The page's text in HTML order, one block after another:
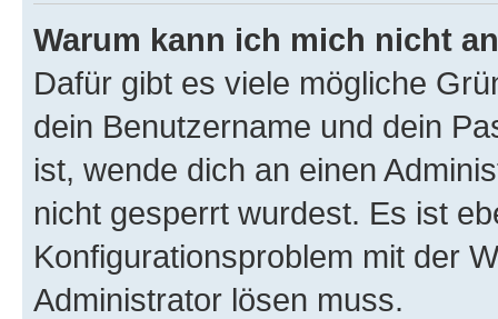
Warum kann ich mich nicht
Dafür gibt es viele mögliche
dein Benutzername und dein
ist, wende dich an einen
nicht gesperrt wurdest. Es ist
Konfigurationsproblem mit der
Administrator lösen muss.